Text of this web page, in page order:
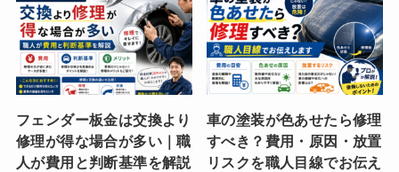
フェンダー板金は交換より
修理が得な場合が多い｜職
人が費用と判断基準を解説
車の塗装が色あせたら修理
すべき？費用・原因・放置
リスクを職人目線でお伝え